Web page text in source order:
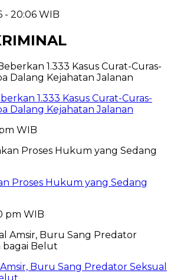
- 20:06 WIB
1.333 Kasus Curat-Curas-
Dalang Kejahatan Jalanan
WIB
Proses Hukum yang Sedang
pm WIB
Buru Sang Predator Seksual